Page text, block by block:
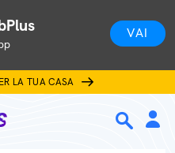
VAI
LA TUA CASA